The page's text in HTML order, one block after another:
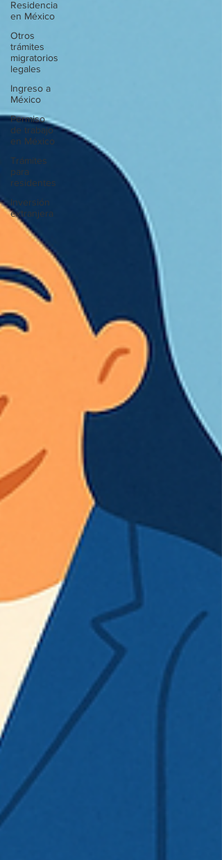
Residencia
en México
Otros
trámites
migratorios
legales
Ingreso a
México
Permiso
de trabajo
en México
Trámites
para
residentes
Inversión
extranjera